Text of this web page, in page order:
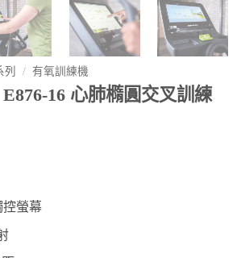
列 / 有氧訓練機
E876-16 心肺橢圓交叉訓練
螢幕